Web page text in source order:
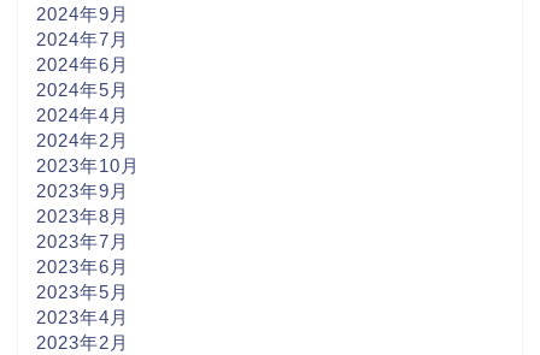
2024年9月
2024年7月
2024年6月
2024年5月
2024年4月
2024年2月
2023年10月
2023年9月
2023年8月
2023年7月
2023年6月
2023年5月
2023年4月
2023年2月